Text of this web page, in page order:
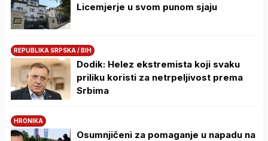
Licemjerje u svom punom sjaju
REPUBLIKA SRPSKA / BIH
Dodik: Helez ekstremista koji svaku
priliku koristi za netrpeljivost prema
Srbima
HRONIKA
Osumnjičeni za pomaganje u napadu na